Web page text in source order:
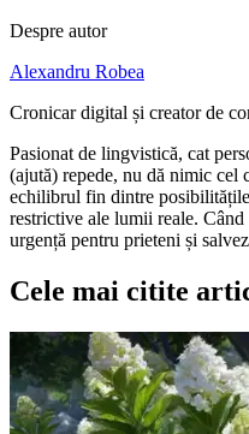
Despre autor
Alexandru Robea
Cronicar digital și creator de
Pasionat de lingvistică, cat
(ajută) repede, nu dă nimic cel
echilibrul fin dintre
restrictive ale lumii reale.
urgență pentru prieteni și
Cele mai citite